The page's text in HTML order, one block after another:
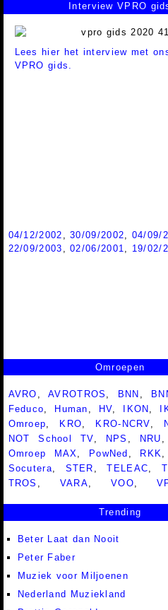
Interview VPRO
Lees hier het interview met
VPRO gids.
04/12/2002 ,30/09/2002, 04/09/
22/09/2003 ,02/06/2001, 19/02/
Omroepen
AVRO ,AVROTROS , BNN ,
Feduco, Human , HV, IKON ,
Omroep, KRO, KRO-NCRV,
NOT School TV, NPS , NRU ,
Omroep MAX, PowNed , RKK,
Socutera, STER ,TELEAC,
TROS , VARA,VOO,
Trending
Beter Laat dan Nooit
Peter Faber
Muziek voor Miljoenen
Nederland Muziekland